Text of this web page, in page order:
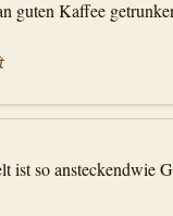
guten Kaffee
ist so ansteckendwie